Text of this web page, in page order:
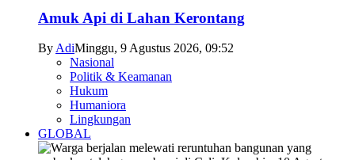
Amuk Api di Lahan Kerontang
By AdiMinggu, 9 Agustus 2026, 09:52
Nasional
Politik & Keamanan
Hukum
Humaniora
Lingkungan
GLOBAL